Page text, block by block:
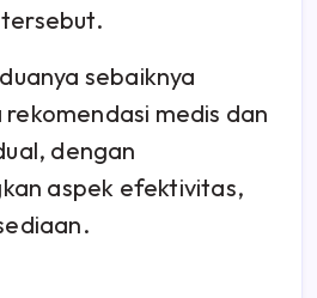
sebaiknya
medis dan
dengan
aspek efektivitas,